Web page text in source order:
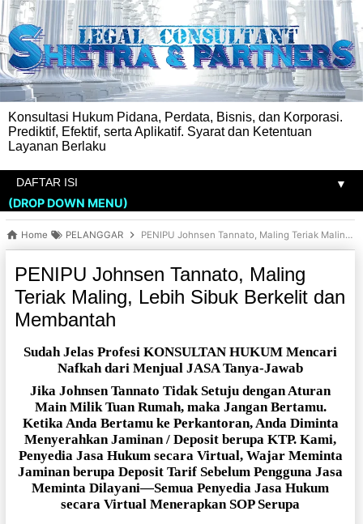
Konsultasi Hukum Pidana, Perdata, Bisnis, dan Korporasi.
Prediktif, Efektif, serta Aplikatif. Syarat dan Ketentuan
Layanan Berlaku
▼
(DROP DOWN MENU)
Home PELANGGAR PENIPU Johnsen Tannato, Maling Teriak Maling, Lebih Sibuk Berkelit dan Membantah
PENIPU Johnsen Tannato, Maling
Teriak Maling, Lebih Sibuk Berkelit dan
Membantah
Sudah Jelas Profesi KONSULTAN HUKUM Mencari
Nafkah dari Menjual JASA Tanya-Jawab
Jika Johnsen Tannato Tidak Setuju dengan Aturan
Main Milik Tuan Rumah, maka Jangan Bertamu.
Ketika Anda Bertamu ke Perkantoran, Anda Diminta
Menyerahkan Jaminan / Deposit berupa KTP. Kami,
Penyedia Jasa Hukum secara Virtual, Wajar Meminta
Jaminan berupa Deposit Tarif Sebelum Pengguna Jasa
Meminta Dilayani—Semua Penyedia Jasa Hukum
secara Virtual Menerapkan SOP Serupa